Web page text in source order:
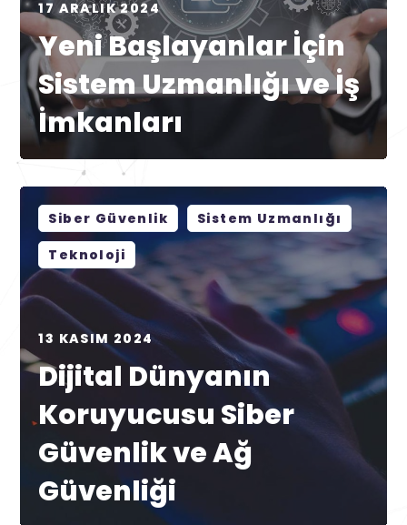
17 ARALIK 2024
Yeni Başlayanlar İçin
Sistem Uzmanlığı ve İş
İmkanları
Siber Güvenlik
Sistem Uzmanlığı
Teknoloji
13 KASIM 2024
Dijital Dünyanın
Koruyucusu Siber
Güvenlik ve Ağ
Güvenliği